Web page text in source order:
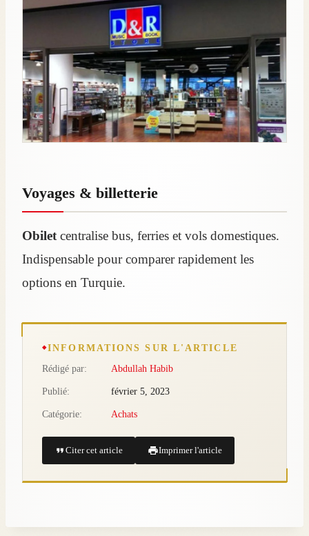
Voyages & billetterie
Obilet centralise bus, ferries et vols domestiques.
Indispensable pour comparer rapidement les
options en Turquie.
INFORMATIONS SUR L'ARTICLE
Rédigé par:
Abdullah Habib
Publié: février 5, 2023
Catégorie: Achats
Citer cet article Imprimer l'article